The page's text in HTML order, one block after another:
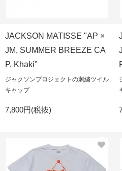
JACKSON MATISSE "AP ×
JM, SUMMER BREEZE CA
P, Khaki"
ジャクソンプロジェクトの刺繍ツイル
キャップ
7,800円(税抜)